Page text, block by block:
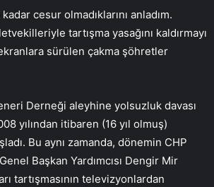
cesur olmadıklarını anladım.
tartışma yasağını kaldırmayı
sürülen çakma şöhretler
Derneği aleyhine yolsuzluk davası
yılından itibaren (16 yıl olmuş)
Bu aynı zamanda, dönemin CHP
Başkan Yardımcısı Dengir Mir
tartışmasının televizyonlardan